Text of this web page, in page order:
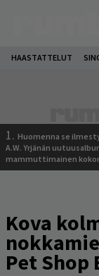
HAASTATTELUT
1. Huomenna se
A.W. Yrjänän
mammuttimainen
Kova
Pet Shop